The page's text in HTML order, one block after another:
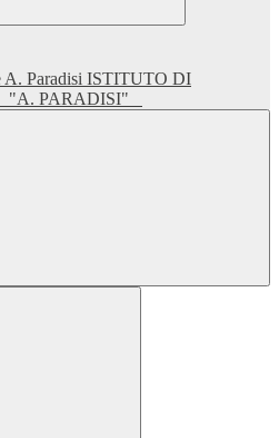
ISTITUTO DI
"A. PARADISI"